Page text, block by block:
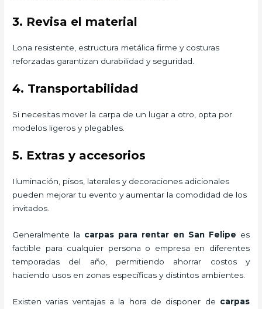
3. Revisa el material
Lona resistente, estructura metálica firme y costuras
reforzadas garantizan durabilidad y seguridad.
4. Transportabilidad
Si necesitas mover la carpa de un lugar a otro, opta por
modelos ligeros y plegables.
5. Extras y accesorios
Iluminación, pisos, laterales y decoraciones adicionales
pueden mejorar tu evento y aumentar la comodidad de los
invitados.
Generalmente la carpas para rentar en San Felipe es
factible para cualquier persona o empresa en diferentes
temporadas del año, permitiendo ahorrar costos y
haciendo usos en zonas específicas y distintos ambientes.
Existen varias ventajas a la hora de disponer de carpas